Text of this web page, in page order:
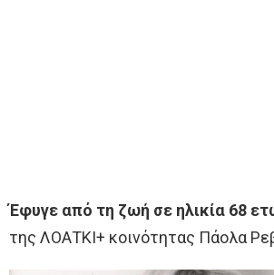
Έφυγε από τη ζωή σε ηλικία 68
της ΛΟΑΤΚΙ+ κοινότητας Πάολα